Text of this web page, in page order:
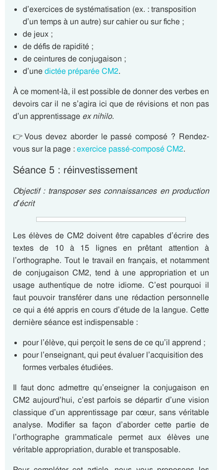
d’exercices de systématisation (ex. : transposition
d’un temps à un autre) sur cahier ou sur fiche ;
de jeux ;
de défis de rapidité ;
de ceintures de conjugaison ;
d’unedictée préparée CM2.
À ce moment-là, il est possible de donner des verbes en
devoirs car il ne s’agira ici que de révisions et non pas
d’un apprentissage ex nihilo.
👉Vous devez aborder le passé composé ? Rendez-
vous sur la page :exercice passé-composé CM2.
Séance 5 : réinvestissement
Objectif : transposer ses connaissances en production
d’écrit
Les élèves de CM2 doivent être capables d’écrire des
textes de 10 à 15 lignes en prêtant attention à
l’orthographe. Tout le travail en français, et notamment
de conjugaison CM2, tend à une appropriation et un
usage authentique de notre idiome. C’est pourquoi il
faut pouvoir transférer dans une rédaction personnelle
ce qui a été appris en cours d’étude de la langue. Cette
dernière séance est indispensable :
pour l’élève, qui perçoit le sens de ce qu’il apprend ;
pour l’enseignant, qui peut évaluer l’acquisition des
formes verbales étudiées.
Il faut donc admettre qu’enseigner la conjugaison en
CM2 aujourd’hui, c’est parfois se départir d’une vision
classique d’un apprentissage par cœur, sans véritable
analyse. Modifier sa façon d’aborder cette partie de
l’orthographe grammaticale permet aux élèves une
véritable appropriation, durable et transposable.